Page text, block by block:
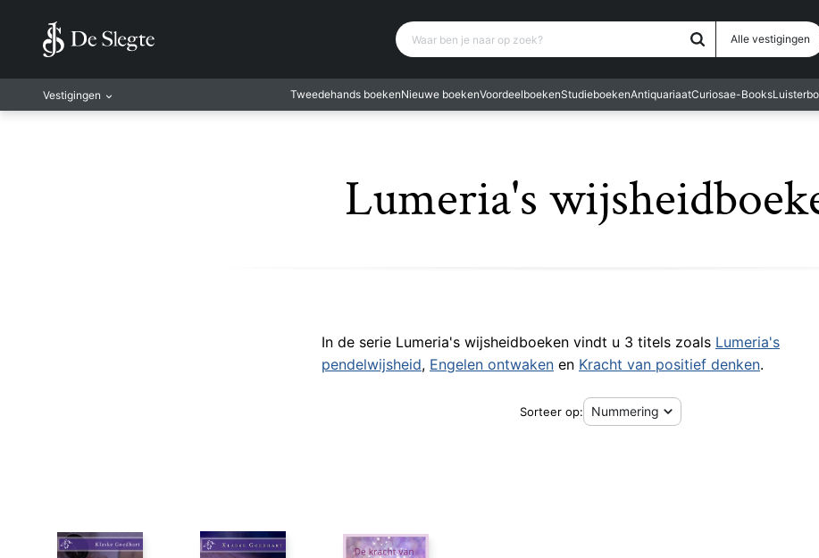
Alle vestigingen
Waar ben je naar op zoek?
Tweedehands boekenNieuwe boekenVoordeelboekenStudieboekenAntiquariaatCuriosae-Books
Vestigingen
Lumeria's
In de serie Lumeria's wijsheidboeken vindt u 3 titels zoals Lumeria's
pendelwijsheid, Engelen ontwaken en Kracht van positief denken.
Sorteer op: